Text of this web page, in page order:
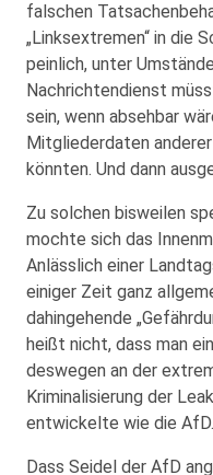
falschen
„Linksextremen“ in die
peinlich, unter
Nachrichtendienst
sein, wenn absehbar
Mitgliederdaten
könnten. Und dann
Zu solchen bisweilen
mochte sich das
Anlässlich einer
einiger Zeit ganz
dahingehende
heißt nicht, dass man
deswegen an der
Kriminalisierung der
entwickelte wie die AfD.
Dass Seidel der AfD